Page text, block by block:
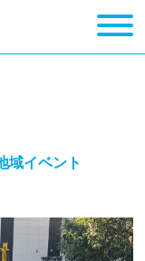
域イベント